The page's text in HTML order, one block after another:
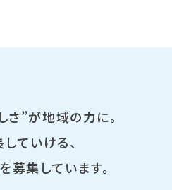
さ”が地域の力に。
ていける、
募集しています。